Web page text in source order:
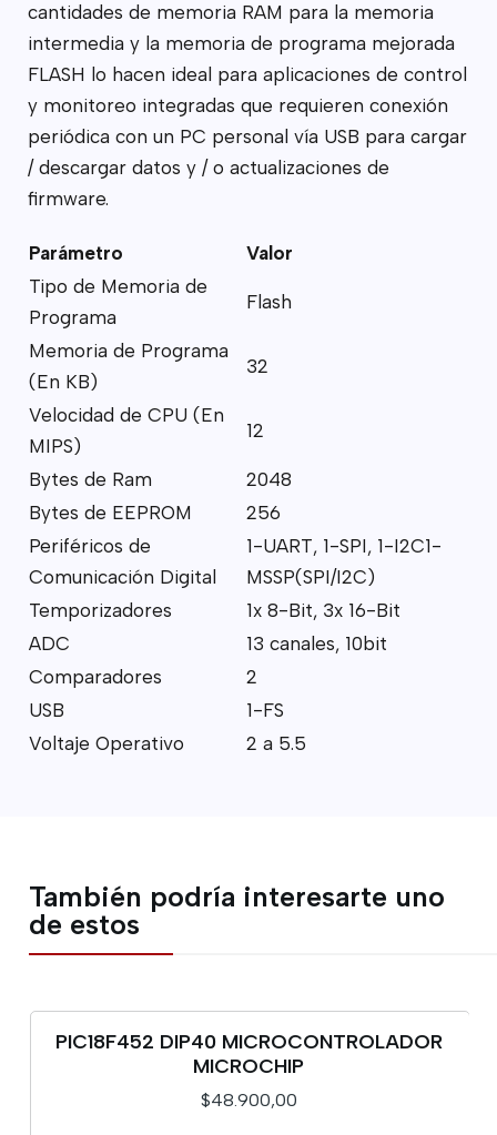
cantidades de memoria RAM para la memoria
intermedia y la memoria de programa mejorada
FLASH lo hacen ideal para aplicaciones de control
y monitoreo integradas que requieren conexión
periódica con un PC personal vía USB para cargar
/ descargar datos y / o actualizaciones de
firmware.
Parámetro
Valor
Tipo de Memoria de
Programa
Flash
Memoria de Programa
(En KB)
32
Velocidad de CPU (En
MIPS)
12
Bytes de Ram
2048
Bytes de EEPROM
256
Periféricos de
Comunicación Digital
1-UART, 1-SPI, 1-I2C1-
MSSP(SPI/I2C)
Temporizadores
1x 8-Bit, 3x 16-Bit
ADC
13 canales, 10bit
Comparadores
2
USB
1-FS
Voltaje Operativo
2 a 5.5
También podría interesarte uno
de estos
PIC18F452 DIP40 MICROCONTROLADOR
MICROCHIP
$48.900,00